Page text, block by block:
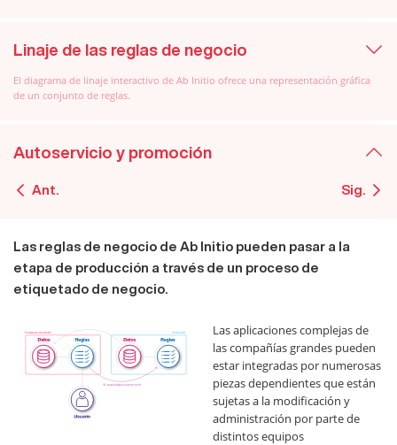
Linaje de las reglas de negocio
El diagrama de linaje interactivo de Ab Initio ofrece una representación gráfica
de un conjunto de reglas.
Autoservicio y promoción
Ant. Sig.
Las reglas de negocio de Ab Initio pueden pasar a la
etapa de producción a través de un proceso de
etiquetado de negocio.
Las aplicaciones complejas de
las compañías grandes pueden
estar integradas por numerosas
piezas dependientes que están
sujetas a la modificación y
administración por parte de
distintos equipos